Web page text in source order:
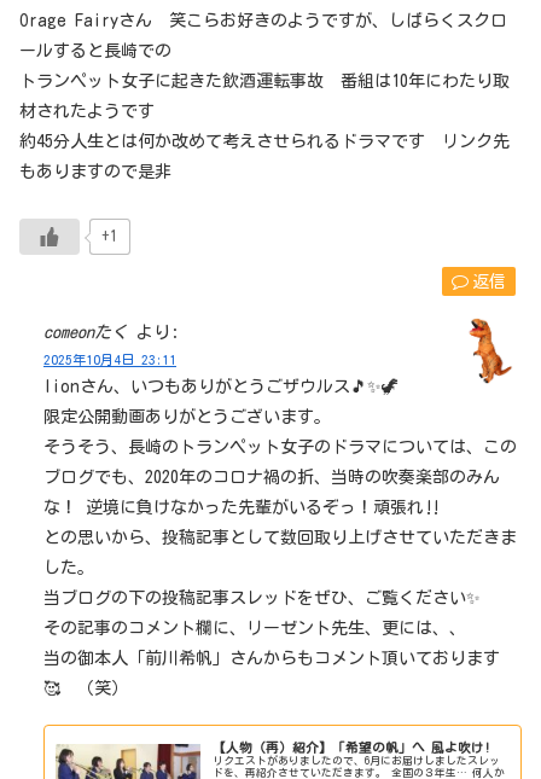
Orage Fairyさん 笑こらお好きのようですが、しばらくスクロ
ールすると長崎での
トランペット女子に起きた飲酒運転事故 番組は10年にわたり取
材されたようです
約45分人生とは何か改めて考えさせられるドラマです リンク先
もありますので是非
+1
返信
comeonたく より:
2025年10月4日 23:11
lionさん、いつもありがとうごザウルス🎵✨🦖
限定公開動画ありがとうございます。
そうそう、長崎のトランペット女子のドラマについては、この
ブログでも、2020年のコロナ禍の折、当時の吹奏楽部のみん
な！ 逆境に負けなかった先輩がいるぞっ！頑張れ‼
との思いから、投稿記事として数回取り上げさせていただきま
した。
当ブログの下の投稿記事スレッドをぜひ、ご覧ください✨
その記事のコメント欄に、リーゼント先生、更には、、
当の御本人「前川希帆」さんからもコメント頂いております
🥰 （笑）
【人物（再）紹介】「希望の帆」へ 風よ吹け!
リクエストがありましたので、6月にお届けしましたスレッ
ドを、再紹介させていただきます。 全国の３年生… 何人か